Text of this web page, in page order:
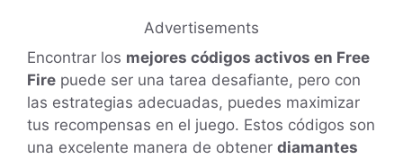
Advertisements
Encontrar los mejores códigos activos en Free
Fire puede ser una tarea desafiante, pero con
las estrategias adecuadas, puedes maximizar
tus recompensas en el juego. Estos códigos son
una excelente manera de obtener diamantes